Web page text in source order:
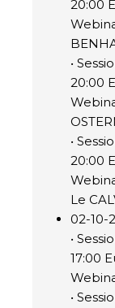
20:00
•
20:00
•
20:00
Le
02-10-
•
17:00
•